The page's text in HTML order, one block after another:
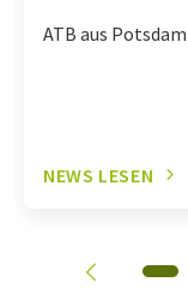
ATB aus
NEWS LESEN